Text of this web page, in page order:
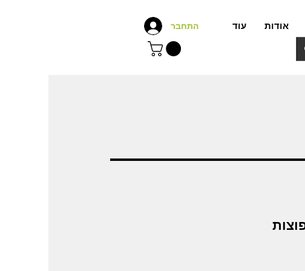
התחבר אודות עוד